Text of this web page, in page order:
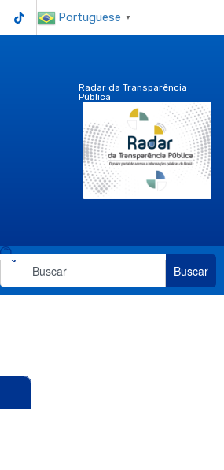
Portuguese ▼
Radar da Transparência
Pública
Buscar